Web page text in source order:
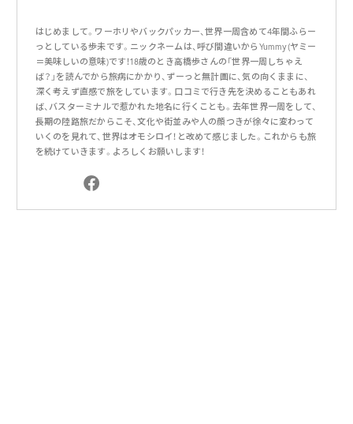
はじめまして。ワーホリやバックパッカー、世界一周含めて4年間ふらー
っとしている歩未です。ニックネームは、呼び間違いからYummy(ヤミー
＝美味しいの意味)です！18歳のとき高橋歩さんの「世界一周しちゃえ
ば？」を読んでから旅病にかかり、ずーっと無計画に、気の向くままに、
深く考えず直感で旅をしています。口コミで行き先を決めることもあれ
ば、バスターミナルで惹かれた地名に行くことも。去年世界一周をして、
長期の陸路旅だからこそ、文化や街並みや人の顔つきが徐々に変わって
いくのを見れて、世界はオモシロイ！と改めて感じました。これからも旅
を続けていきます。よろしくお願いします！